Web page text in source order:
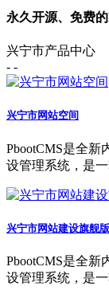
永久开源、免费
兴宁市产品中心
- -
兴宁市网站空间
PbootCMS是全新
设管理系统，是
兴宁市网站建设旗舰
PbootCMS是全新
设管理系统，是